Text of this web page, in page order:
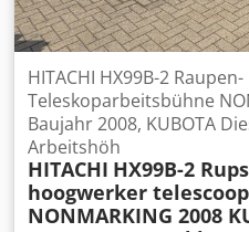
HITACHI HX99B-2 Raupen-
Teleskoparbeitsbühne
Baujahr 2008, KUBOTA
Arbeitshöh
HITACHI HX99B-2 Rups
hoogwerker telescoop
NONMARKING 2008